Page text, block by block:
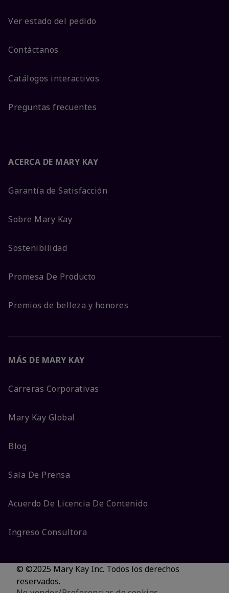
Ver estado del pedido
Contáctanos
Catálogos interactivos
Preguntas frecuentes
ACERCA DE MARY KAY
Garantía de Satisfacción
Sobre Mary Kay
Sostenibilidad
Promesa De Producto
Premios de belleza y honores
MÁS DE MARY KAY
Carreras Corporativas
Mary Kay Global
Blog
Sala De Prensa
Acuerdo De Licencia De Contenido
Ingreso Consultora
© ©2025 Mary Kay Inc. Todos los derechos
reservados.